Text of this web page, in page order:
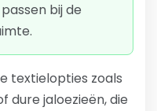
bij de
textielopties zoals
dure jaloezieën, die